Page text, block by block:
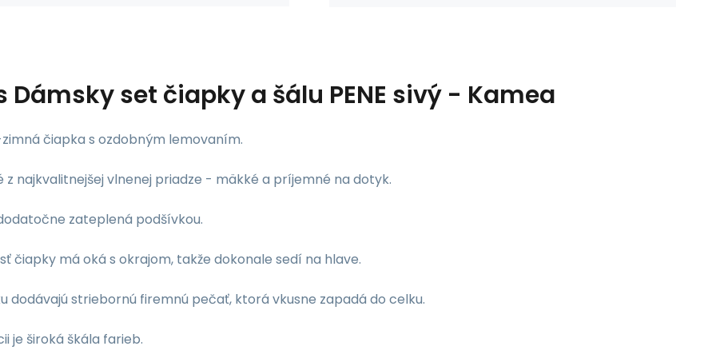
Dámsky set čiapky a šálu PENE sivý - Kamea
čiapka s ozdobným lemovaním.
z najkvalitnejšej vlnenej priadze - mäkké a príjemné na dotyk.
zateplená podšívkou.
čiapky má oká s okrajom, takže dokonale sedí na hlave.
dodávajú striebornú firemnú pečať, ktorá vkusne zapadá do celku.
je široká škála farieb.